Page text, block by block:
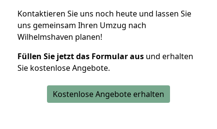
Kontaktieren Sie uns noch heute und lassen Sie
uns gemeinsam Ihren Umzug nach
Wilhelmshaven planen!
Füllen Sie jetzt das Formular aus und erhalten
Sie kostenlose Angebote.
Kostenlose Angebote erhalten